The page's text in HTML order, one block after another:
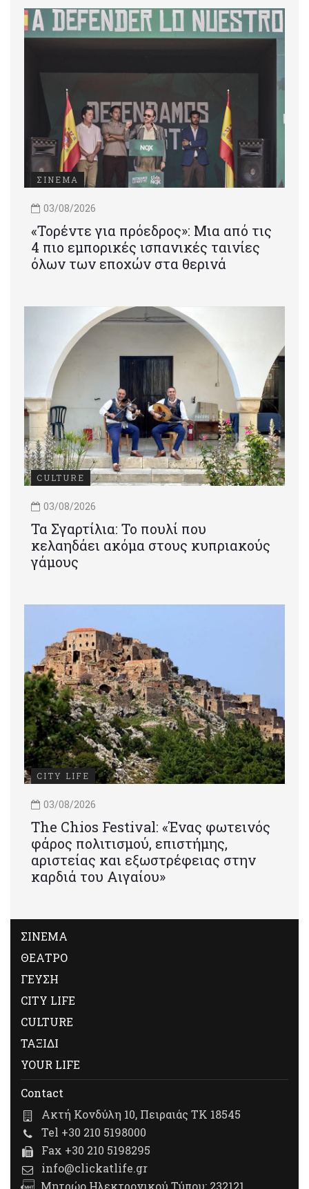
ΣΙΝΕΜΑ
03/08/2026
«Τορέντε για πρόεδρος»: Mια από τις
4 πιο εμπορικές ισπανικές ταινίες
όλων των εποχών στα θερινά
CULTURE
03/08/2026
Τα Σγαρτίλια: Το πουλί που
κελαηδάει ακόμα στους κυπριακούς
γάμους
CITY LIFE
03/08/2026
Τhe Chios Festival: «Ένας φωτεινός
φάρος πολιτισμού, επιστήμης,
αριστείας και εξωστρέφειας στην
καρδιά του Αιγαίου»
ΣΙΝΕΜΑ
ΘΕΑΤΡΟ
ΓΕΥΣΗ
CITY LIFE
CULTURE
ΤΑΞΙΔΙ
YOUR LIFE
Contact
Ακτή Κονδύλη 10, Πειραιάς ΤΚ 18545
Tel +30 210 5198000
Fax +30 210 5198295
info@clickatlife.gr
Μητρώο Ηλεκτρονικού Τύπου: 232121